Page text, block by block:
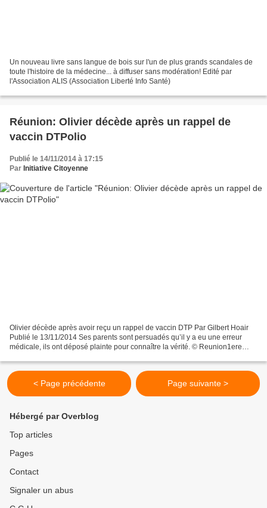
Un nouveau livre sans langue de bois sur l'un de plus grands scandales de
toute l'histoire de la médecine... à diffuser sans modération! Edité par
l'Association ALIS (Association Liberté Info Santé)
Réunion: Olivier décède après un rappel de
vaccin DTPolio
Publié le 14/11/2014 à 17:15
Par Initiative Citoyenne
Olivier décède après avoir reçu un rappel de vaccin DTP Par Gilbert Hoair
Publié le 13/11/2014 Ses parents sont persuadés qu’il y a eu une erreur
médicale, ils ont déposé plainte pour connaître la vérité. © Reunion1ere
< Page précédente Page suivante >
Hébergé par Overblog
Top articles
Pages
Contact
Signaler un abus